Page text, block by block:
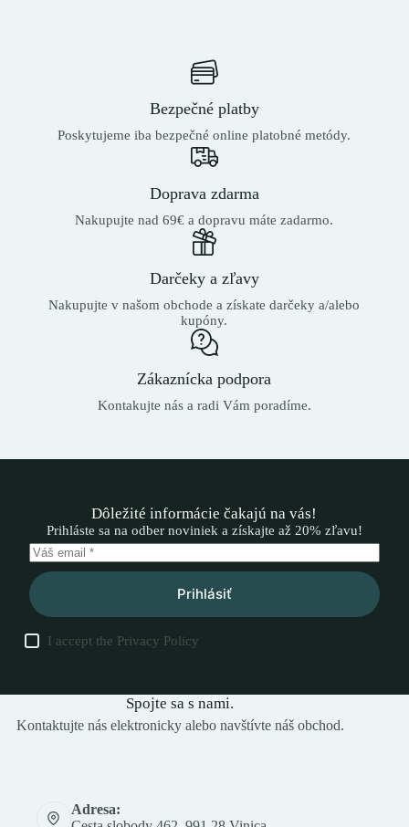
Bezpečné platby
Poskytujeme iba bezpečné online platobné metódy.
Doprava zdarma
Nakupujte nad 69€ a dopravu máte zadarmo.
Darčeky a zľavy
Nakupujte v našom obchode a získate darčeky a/alebo
kupóny.
Zákaznícka podpora
Kontakujte nás a radi Vám poradíme.
Dôležité informácie čakajú na vás!
Prihláste sa na odber noviniek a získajte až 20% zľavu!
Prihlásiť
I accept the Privacy Policy
Spojte sa s nami.
Kontaktujte nás elektronicky alebo navštívte náš obchod.
Adresa: